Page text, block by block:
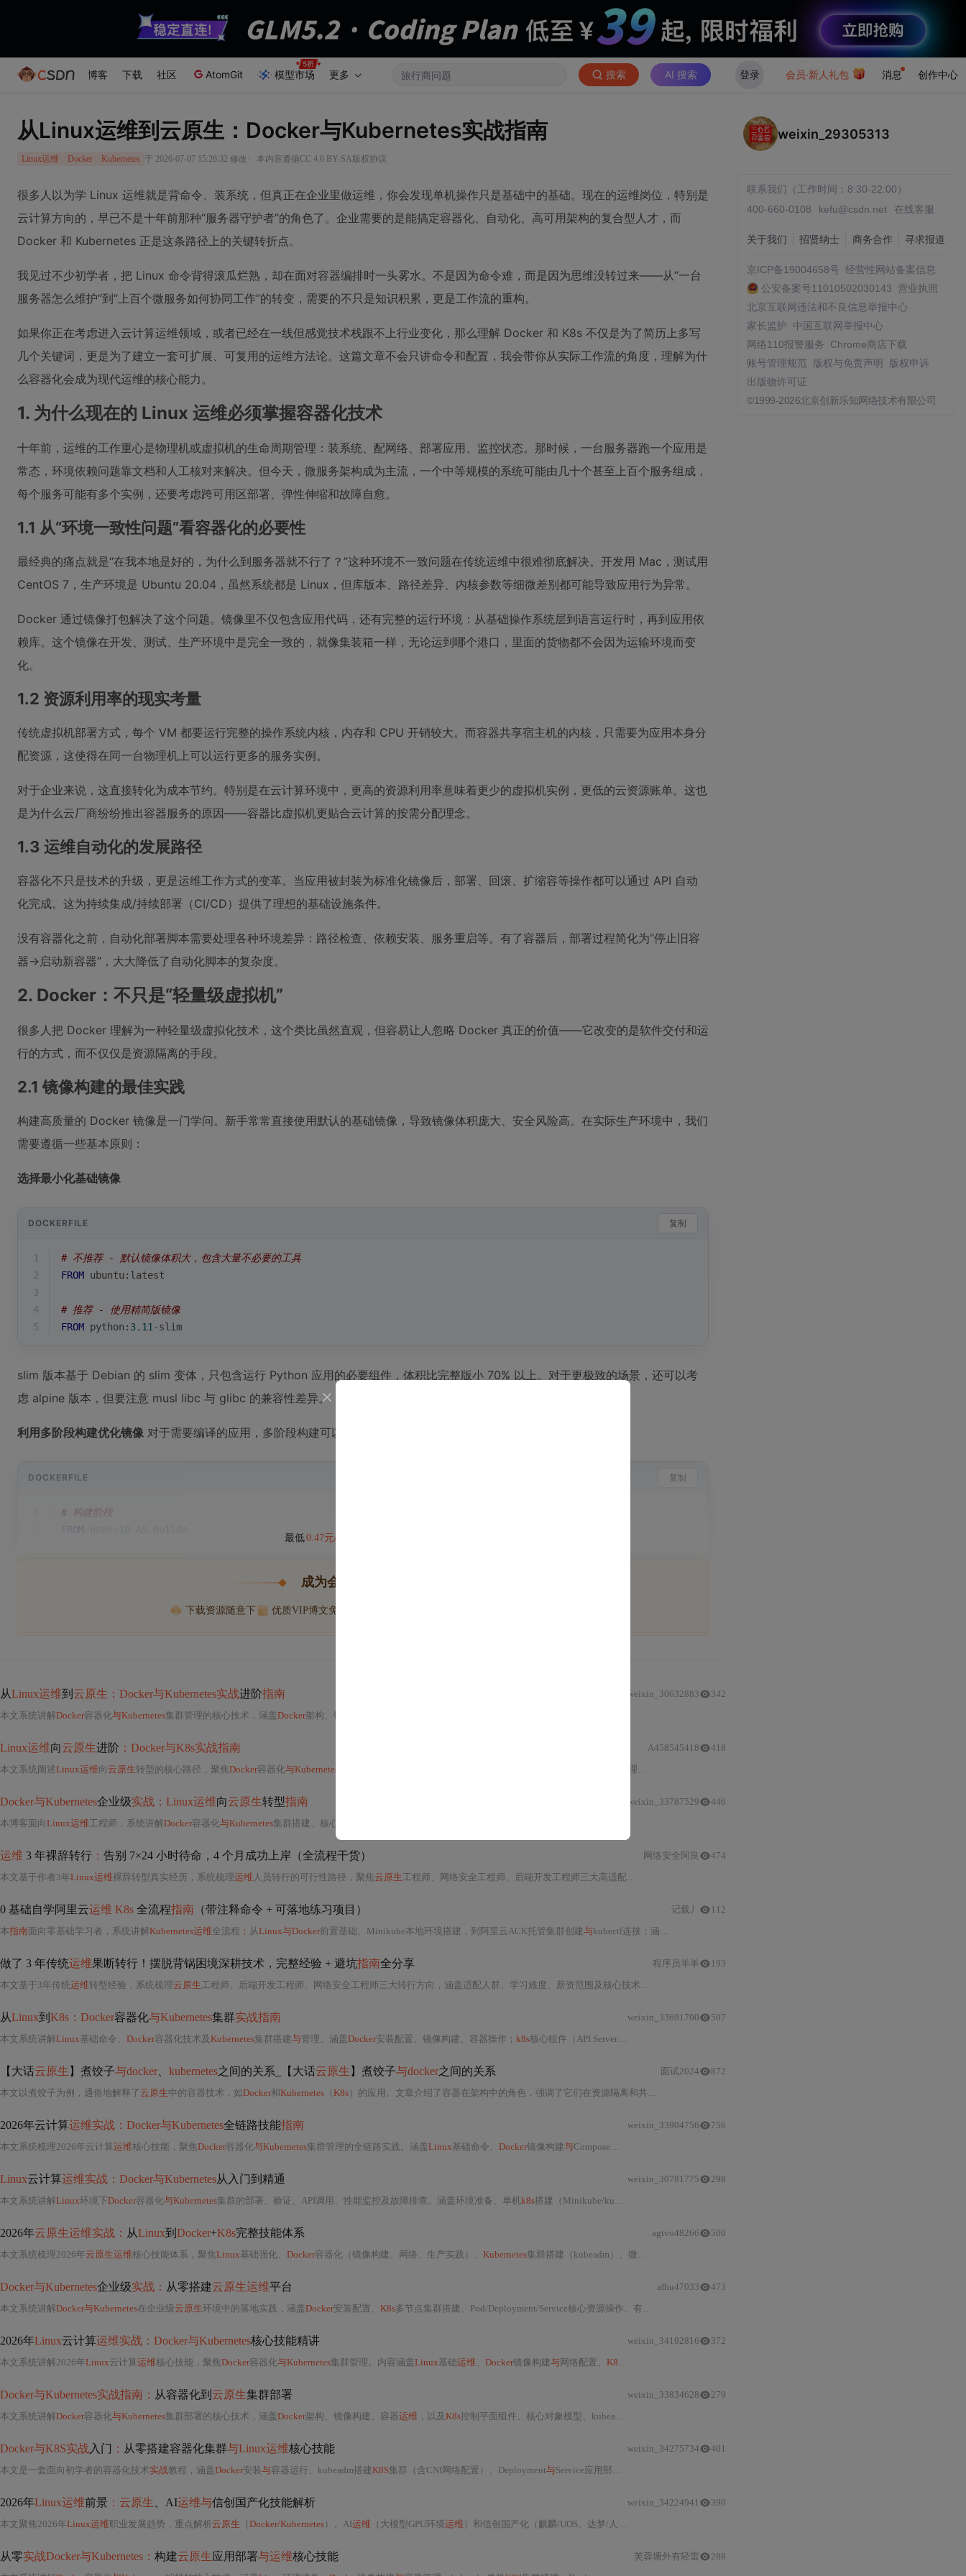
博客 下载 社区 AtomGit 模型市场 更多 搜索 AI 搜索 登录 会员·新人礼包 消息 创作中心
从Linux运维到云原生：Docker与Kubernetes实战指南
Linux运维 Docker Kubernetes 于 2026-07-07 15:26:32 修改 · 本内容遵循CC 4.0 BY-SA版权协议
很多人以为学 Linux 运维就是背命令、装系统，但真正在企业里做运维，你会发现单机操作只是基础中的基础。现在的运维岗位，特别是
云计算方向的，早已不是十年前那种“服务器守护者”的角色了。企业需要的是能搞定容器化、自动化、高可用架构的复合型人才，而
Docker 和 Kubernetes 正是这条路径上的关键转折点。
我见过不少初学者，把 Linux 命令背得滚瓜烂熟，却在面对容器编排时一头雾水。不是因为命令难，而是因为思维没转过来——从“一台
服务器怎么维护”到“上百个微服务如何协同工作”的转变，需要的不只是知识积累，更是工作流的重构。
如果你正在考虑进入云计算运维领域，或者已经在一线但感觉技术栈跟不上行业变化，那么理解 Docker 和 K8s 不仅是为了简历上多写
几个关键词，更是为了建立一套可扩展、可复用的运维方法论。这篇文章不会只讲命令和配置，我会带你从实际工作流的角度，理解为什
么容器化会成为现代运维的核心能力。
1. 为什么现在的 Linux 运维必须掌握容器化技术
十年前，运维的工作重心是物理机或虚拟机的生命周期管理：装系统、配网络、部署应用、监控状态。那时候，一台服务器跑一个应用是
常态，环境依赖问题靠文档和人工核对来解决。但今天，微服务架构成为主流，一个中等规模的系统可能由几十个甚至上百个服务组成，
每个服务可能有多个实例，还要考虑跨可用区部署、弹性伸缩和故障自愈。
1.1 从“环境一致性问题”看容器化的必要性
最经典的痛点就是“在我本地是好的，为什么到服务器就不行了？”这种环境不一致问题在传统运维中很难彻底解决。开发用 Mac，测试用
CentOS 7，生产环境是 Ubuntu 20.04，虽然系统都是 Linux，但库版本、路径差异、内核参数等细微差别都可能导致应用行为异常。
Docker 通过镜像打包解决了这个问题。镜像里不仅包含应用代码，还有完整的运行环境：从基础操作系统层到语言运行时，再到应用依
赖库。这个镜像在开发、测试、生产环境中是完全一致的，就像集装箱一样，无论运到哪个港口，里面的货物都不会因为运输环境而变
化。
1.2 资源利用率的现实考量
传统虚拟机部署方式，每个 VM 都要运行完整的操作系统内核，内存和 CPU 开销较大。而容器共享宿主机的内核，只需要为应用本身分
配资源，这使得在同一台物理机上可以运行更多的服务实例。
对于企业来说，这直接转化为成本节约。特别是在云计算环境中，更高的资源利用率意味着更少的虚拟机实例，更低的云资源账单。这也
是为什么云厂商纷纷推出容器服务的原因——容器比虚拟机更贴合云计算的按需分配理念。
1.3 运维自动化的发展路径
容器化不只是技术的升级，更是运维工作方式的变革。当应用被封装为标准化镜像后，部署、回滚、扩缩容等操作都可以通过 API 自动
化完成。这为持续集成/持续部署（CI/CD）提供了理想的基础设施条件。
没有容器化之前，自动化部署脚本需要处理各种环境差异：路径检查、依赖安装、服务重启等。有了容器后，部署过程简化为“停止旧容
器→启动新容器”，大大降低了自动化脚本的复杂度。
2. Docker：不只是“轻量级虚拟机”
很多人把 Docker 理解为一种轻量级虚拟化技术，这个类比虽然直观，但容易让人忽略 Docker 真正的价值——它改变的是软件交付和运
行的方式，而不仅仅是资源隔离的手段。
2.1 镜像构建的最佳实践
构建高质量的 Docker 镜像是一门学问。新手常常直接使用默认的基础镜像，导致镜像体积庞大、安全风险高。在实际生产环境中，我们
需要遵循一些基本原则：
选择最小化基础镜像
DOCKERFILE 复制
1
# 不推荐 - 默认镜像体积大，包含大量不必要的工具
2
FROM ubuntu:latest
3
4
# 推荐 - 使用精简版镜像
5
FROM python: 3.11 -slim
slim 版本基于 Debian 的 slim 变体，只包含运行 Python 应用的必要组件，体积比完整版小 70% 以上。对于更极致的场景，还可以考
虑 alpine 版本，但要注意 musl libc 与 glibc 的兼容性差异。
利用多阶段构建优化镜像 对于需要编译的应用，多阶段构建可以显著减小最终镜像的体积：
DOCKERFILE 复制
# 构建阶段
最低0.47元/天
成为会员后, 你将解锁
下载资源随意下 优质VIP博文免费学
从Linux运维到 云原生：Docker与Kubernetes实战进阶指南
本文系统讲解Docker容器化与Kubernetes集群管理的核心技术，涵盖 Docker架构、镜像构建、容器操作、kubeadm集群部署、Pod
weixin_30632883 342
Linux运维向云原生进阶 ：Docker与K8s实战指南
本文系统阐述Linux运维向 云原生转型的核心路径，聚焦Docker容器化与Kubernetes 私有仓库管理、
A458545418 418
Docker与Kubernetes企业级实战：Linux运维向云原生转型指南
本博客面向Linux运维工程师，系统讲解Docker容器化与Kubernetes集群搭建、核心资源管理（Pod/Deployment/Service）、存储（PV/PVC）、配置（ConfigMap/Secret）、监控、故障排查及安全实践（RBAC/NetworkPolicy）。涵盖kubeadm部署、多阶段构建、GitOps、Velero备份等企业级关键技术，强调生产环境适用性
weixin_33787529 446
运维 3 年裸辞转行 ： 告别 7×24 小时待命，4 个月成功上岸（全流程干货）
本文基于作者3年Linux运维裸辞转型真实经历，系统梳理运维 人员转行的可行性路径，聚焦 云原生工程师、网络安全工程师、后端开发工程师三大高适配方向，涵盖技术复用优势、学习难度评估、4个月分阶段备战计划及典型避坑
网络安全阿良 474
0 基础自学阿里云运维 K8s 全流程指南 （带注释命令 + 可落地练习项目）
本指南面向零基础学习者，系统讲解Kubernetes运维全流程 ： 从Linux与Docker前置基础、Minikube本地环境搭建，到阿里云ACK托管集群创建与kubectl连接；涵盖应用部署、网络存储进阶、可观测性（ARMS/SLS/链路追踪）、弹性伸缩（HPA/节点自动扩缩）、RBAC安全权限及故障排查方法论；并提供三个可落地的
记载丿 112
做了 3 年传统运维果断转行！摆脱背锅困境深耕技术，完整经验 + 避坑指南全分享
本文基于3年传统运维转型经验，系统梳理云原生工程师、后端开发工程师、网络安全工程师三大转行方向，涵盖适配人群、学习难度、薪资范围及核心技术栈（如
程序员羊羊 193
从Linux到 K8s：Docker容器化与Kubernetes集群实战指南
本文系统讲解Linux基础命令、 Docker容器化技术及 Kubernetes集群搭建与管理。涵盖 Docker安装配置、镜像构建、容器操作； k8s核心组件（API Server、etcd、Scheduler等）、资源对象（Pod、Deployment、Service）、集群部署（kubeadm）、应用发布、监控（Prometheus）、日志（EFK）及故障排查。内容聚焦
weixin_33691700 507
【大话云原生 】煮饺子与docker kubernetes之间的关系_【大话云原生 】煮饺子与docker之间的关系
本文以煮饺子为例，通俗地解释了 云原生中的容器技术，如Docker和Kubernetes （K8s）的应用。文章介绍了容器在架构中的角色，强调了它们在资源隔离和共享方面的优势，以及集群管理的重要性。同时提到了
面试2024 872
2026年云计算运维实战：Docker与Kubernetes全链路技能指南
本文系统梳理2026年云计算 运维核心技能，聚焦Docker容器化与Kubernetes集群管理的全链路实践。涵盖 Linux基础命令、 Docker镜像构建与Compose编排、
weixin_33904756 756
Linux云计算运维实战：Docker与Kubernetes从入门到精通
本文系统讲解Linux环境下Docker容器化与Kubernetes集群的部署、验证、API调用、性能监控及故障排查。涵盖环境准备、单机k8s搭建（Minikube/kubeadm）、容器编排、RBAC安全配置、资源优化等核心技术，面向
weixin_30781775 298
2026年云原生运维实战： 从Linux到 Docker+K8s完整技能体系
本文系统梳理2026年云原生运维核心技能体系，聚焦Linux基础强化、 Docker容器化（镜像构建、网络、生产实践）、 Kubernetes集群搭建（kubeadm）、微服务部署（Pod/Deployment/Service/namespace）及生产级最佳实践（安全、监控、备份、资源优化）。内容覆盖环境配置、常见问题排查
agtvo48266 500
Docker与Kubernetes企业级实战： 从零搭建云原生运维平台
本文系统讲解Docker与Kubernetes在企业级云原生环境中的落地实践，涵盖 Docker安装配置、 K8s多节点集群搭建、Pod/Deployment/Service核心资源操作、有状态应用（MySQL）部署、健康检查、监控日志（Prometheus/Grafana/Fluentd）、CI/CD（GitLab）、蓝绿部署、RBAC
afhu47033 473
2026年Linux云计算运维实战：Docker与Kubernetes核心技能精讲
本文系统讲解2026年Linux云计算 运维核心技能，聚焦Docker容器化与Kubernetes集群管理。内容涵盖 Linux基础运维 、 Docker镜像构建与网络配置、 K8s 资源对象（Pod/Deployment/Service）、存储
weixin_34192816 372
Docker与Kubernetes实战指南： 从容器化到 云原生集群部署
本文系统讲解Docker容器化与Kubernetes集群部署的核心技术，涵盖 Docker架构、镜像构建、容器运维 ，以及 K8s控制平面组件、核心对象模型、kubeadm集群部署、YAML应用定义、监控排错和生产级安全加固、高可用设计等关键内容，面向
weixin_33834628 279
Docker与K8S实战入门 ： 从零搭建容器化集群与Linux运维核心技能
本文是一套面向初学者的容器化技术实战教程，涵盖 Docker安装与容器运行、kubeadm搭建K8S集群（含CNI网络配置）、Deployment与Service应用部署、滚动更新等核心操作，并强调
weixin_34275734 401
2026年Linux运维前景 ：云原生 、AI运维与信创国产化技能解析
本文聚焦2026年Linux运维职业发展趋势，重点解析云原生 （Docker/Kubernetes）、AI运维 （大模型GPU环境运维 ）和信创国产化（麒麟/UOS、达梦/人大金仓）三大技术方向。涵盖从
weixin_34224941 390
从零实战Docker与Kubernetes： 构建云原生应用部署与运维核心技能 芙蓉塘外有轻雷 288
weixin_29305313
联系我们（工作时间：8:30-22:00）
400-660-0108
kefu@csdn.net 在线客服
关于我们 招贤纳士 商务合作 寻求报道
京ICP备19004658号 经营性网站备案信息
公安备案号11010502030143 营业执照
北京互联网违法和不良信息举报中心
家长监护
中国互联网举报中心
网络110报警服务
Chrome商店下载
账号管理规范
版权与免责声明
版权申诉
出版物许可证
©1999-2026北京创新乐知网络技术有限公司